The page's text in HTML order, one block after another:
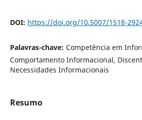
DOI: https://doi.org/10.5007/1518-
Palavras-chave: Competência em
Comportamento Informacional,
Necessidades Informacionais
Resumo